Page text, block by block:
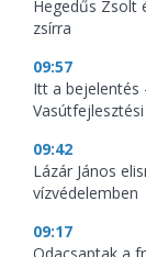
Hegedűs Zsolt
zsírra
09:57
Itt a bejelentés
09:42
Lázár János
vízvédelemben
09:17